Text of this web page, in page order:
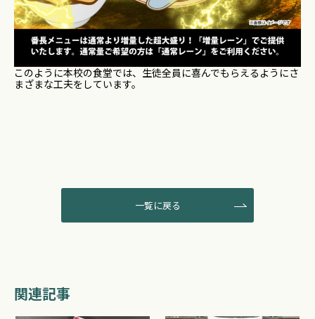
このように本校の食堂では、生徒全員に喜んでもらえるようにさ
まざまな工夫をしています。
一覧に戻る
関連記事